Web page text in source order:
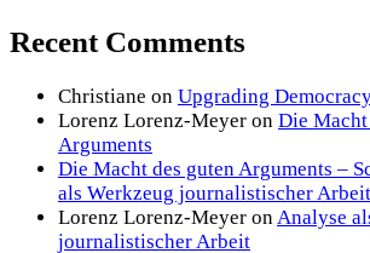
Recent Comments
Christiane on Upgrading
Lorenz Lorenz-Meyer on Die
Arguments
Die Macht des guten Arguments –
als Werkzeug journalistischer Arbeit
Lorenz Lorenz-Meyer onAnalyse
journalistischer Arbeit